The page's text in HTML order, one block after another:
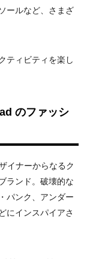
ールなど、さまざ
ティビティを楽し
のファッシ
イナーからなるク
ランド。破壊的な
パンク、アンダー
にインスパイアさ